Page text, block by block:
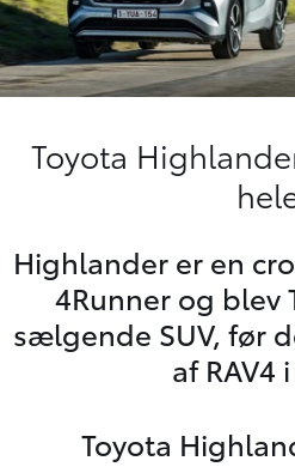
Toyota
Highlander er en
4Runner og blev
sælgende SUV, før
af RAV4
Toyota